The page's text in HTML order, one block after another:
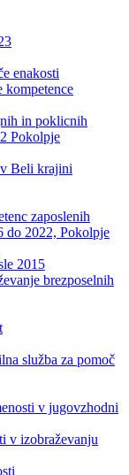
enakosti
kompetence
in poklicnih
Pokolpje
Beli krajini
zaposlenih
do 2022, Pokolpje
2015
brezposelnih
služba za pomoč
v jugovzhodni
v izobraževanju